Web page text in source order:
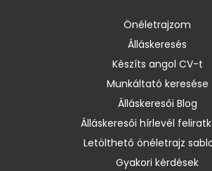
Önéletrajzom
Álláskeresés
Készíts angol CV-t
Munkáltató keresése
Álláskeresői Blog
Álláskeresői hírlevél
Letölthető önéletrajz
Gyakori kérdések